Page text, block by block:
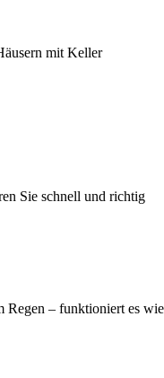
mit Keller
Sie schnell und richtig
Regen – funktioniert es wie